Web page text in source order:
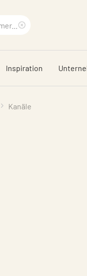
löschen
Inspiration
Kanäle